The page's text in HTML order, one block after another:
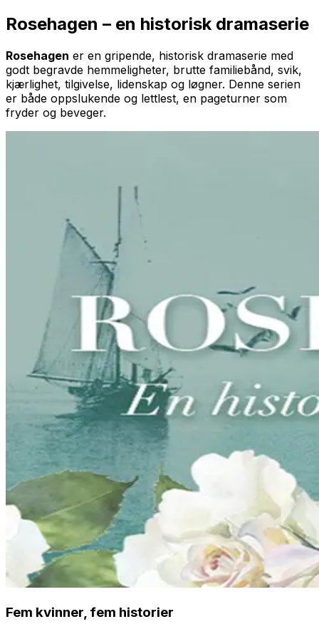
Rosehagen – en historisk dramaserie
Rosehagen er en gripende, historisk dramaserie med
godt begravde hemmeligheter, brutte familiebånd, svik,
kjærlighet, tilgivelse, lidenskap og løgner. Denne serien
er både oppslukende og lettlest, en pageturner som
fryder og beveger.
Fem kvinner, fem historier